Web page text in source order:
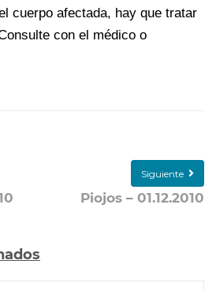
cuerpo afectada, hay que tratar
con el médico o
Siguiente
Piojos – 01.12.2010